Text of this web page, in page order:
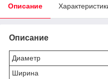
Описание
Описание
Диаметр
Ширина